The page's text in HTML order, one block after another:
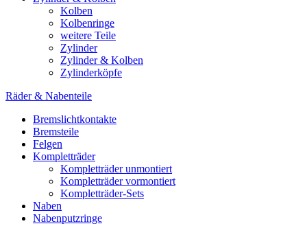
Kolben
Kolbenringe
weitere Teile
Zylinder
Zylinder & Kolben
Zylinderköpfe
Räder & Nabenteile
Bremslichtkontakte
Bremsteile
Felgen
Kompletträder
Kompletträder unmontiert
Kompletträder vormontiert
Kompletträder-Sets
Naben
Nabenputzringe